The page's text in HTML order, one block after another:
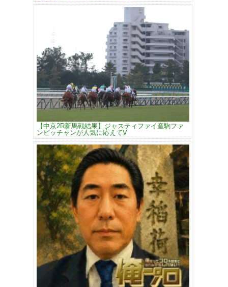
【中京2R新馬戦結果】ジャスティファイ産駒ファ
ンビッチャンが人気に応えてV